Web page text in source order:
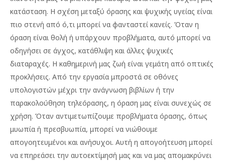
κατάσταση. Η σχέση μεταξύ όρασης και ψυχικής υγείας είναι
πιο στενή από ό,τι μπορεί να φανταστεί κανείς. Όταν η
όραση είναι θολή ή υπάρχουν προβλήματα, αυτό μπορεί να
οδηγήσει σε άγχος, κατάθλιψη και άλλες ψυχικές
διαταραχές. Η καθημερινή μας ζωή είναι γεμάτη από οπτικές
προκλήσεις. Από την εργασία μπροστά σε οθόνες
υπολογιστών μέχρι την ανάγνωση βιβλίων ή την
παρακολούθηση τηλεόρασης, η όραση μας είναι συνεχώς σε
χρήση. Όταν αντιμετωπίζουμε προβλήματα όρασης, όπως
μυωπία ή πρεσβυωπία, μπορεί να νιώθουμε
απογοητευμένοι και ανήσυχοι. Αυτή η απογοήτευση μπορεί
να επηρεάσει την αυτοεκτίμησή μας και να μας απομακρύνει